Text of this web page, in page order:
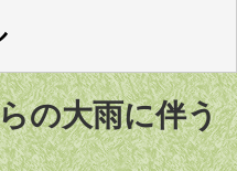
の大雨に伴う